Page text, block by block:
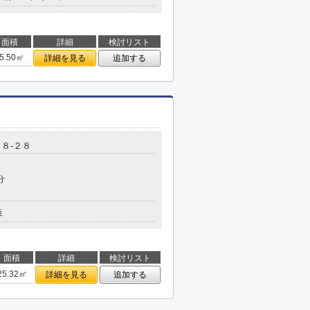
面積 詳細
検討リスト
㎡
詳細を見る 追加する
-２８
面積 詳細
検討リスト
㎡
詳細を見る 追加する